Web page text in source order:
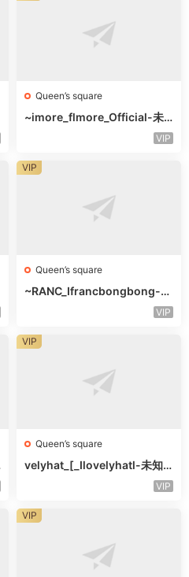
Queen’s square
~imore_flmore_Official-未
VIP
Queen’s square
~RANC_Ifrancbongbong-未
VIP
VIP
Queen’s square
velyhat_[_Ilovelyhatl-未知
VIP
VIP
VIP